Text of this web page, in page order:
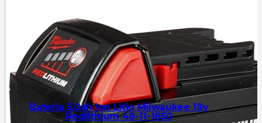
Bateria 5.0ah Ion Litio Milwaukee 18v
Redlithium 48-11-1850